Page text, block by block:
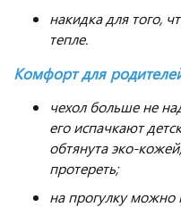
накидка для того,
тепле.
Комфорт для
чехол больше не
его испачкают
обтянута эко-
протереть;
на прогулку можно